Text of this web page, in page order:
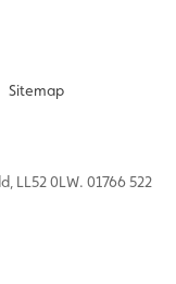
Sitemap
LL52 0LW. 01766 522